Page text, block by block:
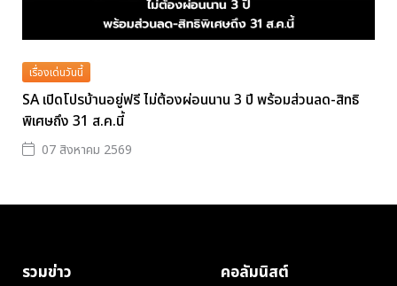
เรื่องเด่นวันนี้
SA เปิดโปรบ้านอยู่ฟรี ไม่ต้องผ่อนนาน 3 ปี พร้อมส่วนลด-สิทธิ
พิเศษถึง 31 ส.ค.นี้
07 สิงหาคม 2569
รวมข่าว คอลัมนิสต์